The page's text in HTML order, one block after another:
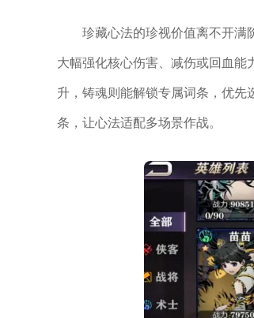
珍藏心法的珍视价值离不开满
大幅强化核心伤害、减伤或回血
升，铸魂则能解锁专属词条，优
条，让心法适配多场景作战。